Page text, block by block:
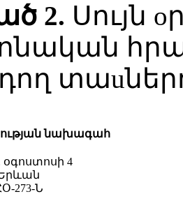
2. Սույն
նախագահ
օգոստոսի 4
273-Ն